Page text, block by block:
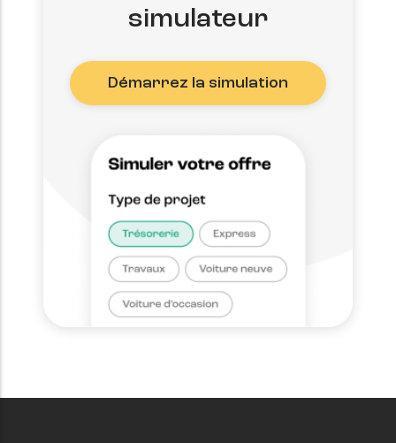
simulateur
Démarrez la simulation